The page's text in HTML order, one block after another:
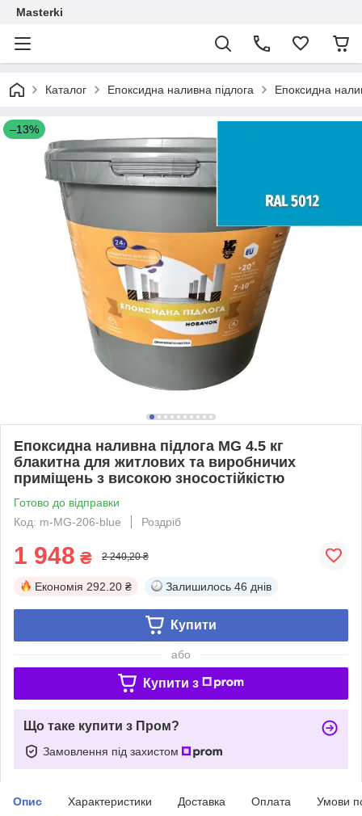
Masterki
Каталог Епоксидна наливна підлога Епоксидна
–13%
Епоксидна наливна підлога MG 4.5 кг
блакитна для житлових та виробничих
приміщень з високою зносостійкістю
Готово до відправки
Код: m-MG-206-blue
Роздріб
1 948 ₴ 2 240,20 ₴
Економія 292.20 ₴ Залишилось 46 днів
Купити
або
Купити з
Що таке купити з Пром?
Замовлення під захистом
Опис Характеристики Доставка Оплата Умови